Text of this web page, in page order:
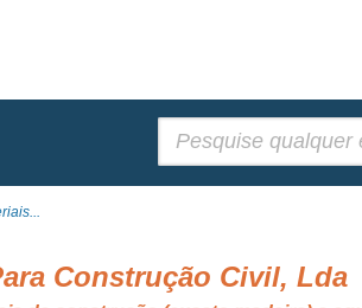
Construção Civil, Lda